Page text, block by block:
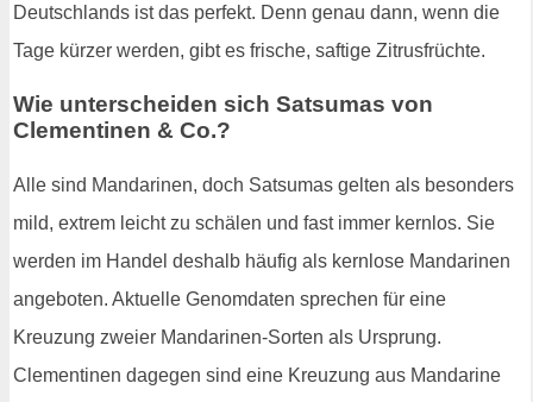
Deutschlands ist das perfekt. Denn genau dann, wenn die
Tage kürzer werden, gibt es frische, saftige Zitrusfrüchte.
Wie unterscheiden sich Satsumas von
Clementinen & Co.?
Alle sind Mandarinen, doch Satsumas gelten als besonders
mild, extrem leicht zu schälen und fast immer kernlos. Sie
werden im Handel deshalb häufig als kernlose Mandarinen
angeboten. Aktuelle Genomdaten sprechen für eine
Kreuzung zweier Mandarinen-Sorten als Ursprung.
Clementinen dagegen sind eine Kreuzung aus Mandarine